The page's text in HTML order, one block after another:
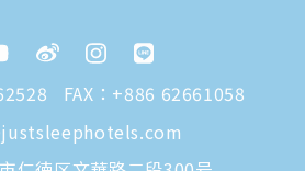
FAX：+886 62661058